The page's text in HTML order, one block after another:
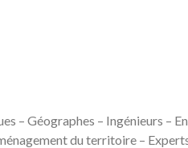
– Géographes – Ingénieurs –
du territoire –